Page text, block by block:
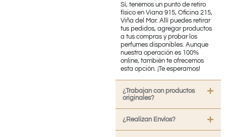
Sí, tenemos un punto de retiro
físico en Viana 915, Oficina 215,
Viña del Mar. Allí puedes retirar
tus pedidos, agregar productos
a tus compras y probar los
perfumes disponibles. Aunque
nuestra operación es 100%
online, también te ofrecemos
esta opción. ¡Te esperamos!
¿Trabajan con productos
originales?
¿Realizan Envíos?